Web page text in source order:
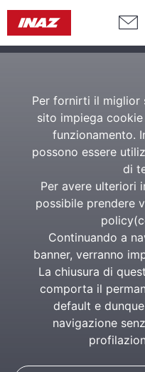
Per fornirti il miglior
sito impiega
funzionamento.
possono essere
di
Per avere ulteriori
possibile prendere
policy(
Continuando a
banner, verranno
La chiusura di
comporta il
default e
navigazione